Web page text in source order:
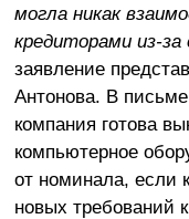
могла никак
кредиторами из-за
заявление
Антонова. В письме
компания готова
компьютерное
от номинала, если
новых требований